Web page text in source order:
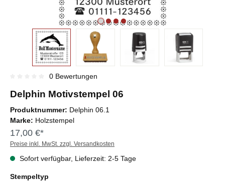
0 Bewertungen
Delphin Motivstempel 06
Produktnummer: Delphin 06.1
Marke: Holzstempel
17,00 €*
Preise inkl. MwSt. zzgl. Versandkosten
Sofort verfügbar, Lieferzeit: 2-5 Tage
Stempeltyp